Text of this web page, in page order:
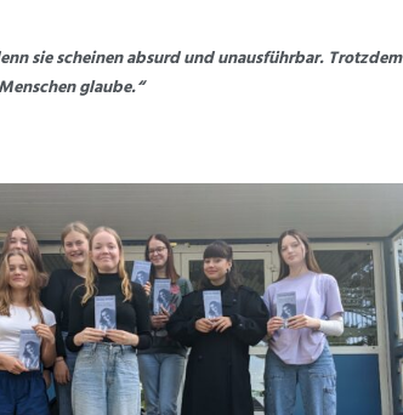
sie scheinen absurd und unausführbar. Trotzdem
glaube.“